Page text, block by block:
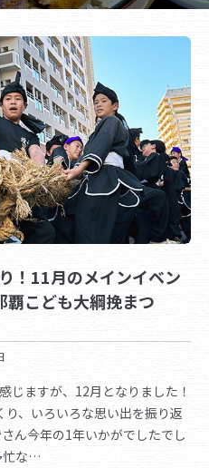
！11月のメインイベン
覇こども大綱挽まつ
じますが、12月となりました！
、いろいろな思い出を振り返
ん今年の1年いかがでしたでし
忙な…